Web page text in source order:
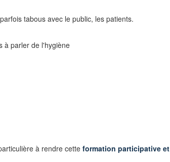
tabous avec le public, les patients.
à parler de l'hygiène
à rendre cette formation participative et